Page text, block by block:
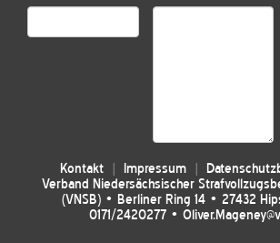
Kontakt Impressum
Verband Niedersächsischer
(VNSB) • Berliner Ring 14 • 27432
0171/2420277 •